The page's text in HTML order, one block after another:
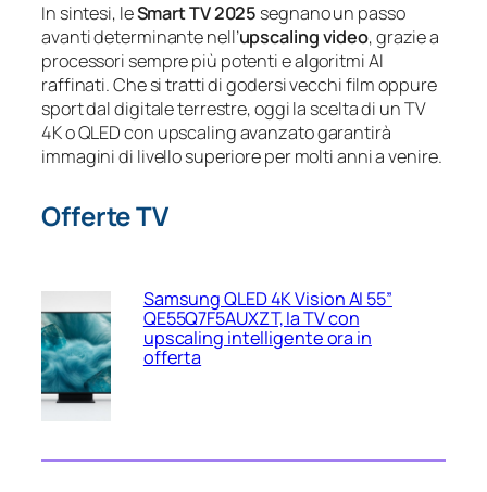
In sintesi, leSmart TV 2025 segnano un passo
avanti determinante nell’upscaling video, grazie a
processori sempre più potenti e algoritmi AI
raffinati. Che si tratti di godersi vecchi film oppure
sport dal digitale terrestre, oggi la scelta di un TV
4K o QLED con upscaling avanzato garantirà
immagini di livello superiore per molti anni a venire.
Offerte TV
Samsung QLED 4K Vision AI 55”
QE55Q7F5AUXZT, la TV con
upscaling intelligente ora in
offerta